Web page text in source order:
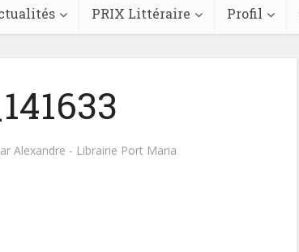
PRIX Littéraire Profil
Alexandre - Librairie Port Maria